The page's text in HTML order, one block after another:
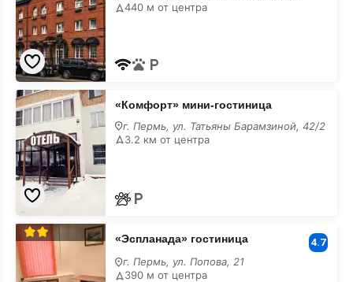
с
завтраком
440 м от центра
«Комфорт»
мини-
гостиница
завтраком
«Комфорт» мини-гостиница
г. Пермь, ул. Татьяны Барамзиной, 42/2
3.2 км от центра
«Эспланада»
гостиница
с
завтраком
«Эспланада» гостиница 4.7
г. Пермь, ул. Попова, 21
390 м от центра